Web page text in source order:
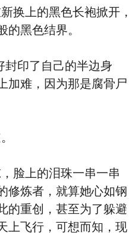
上的黑色长袍掀开，
的黑色结界。
印了自己的半边身
加难，因为那是腐骨尸
上的泪珠一串一串
修炼者，就算她心如钢
的重创，甚至为了躲避
上飞行，可想而知，现